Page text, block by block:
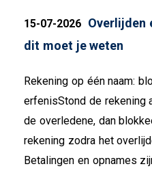
15-07-2026 Overlijden
dit moet je weten
Rekening op één naam:
erfenisStond de rekening
de overledene, dan
rekening zodra het
Betalingen en opnames